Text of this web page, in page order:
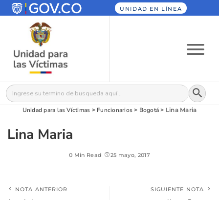
UNIDAD EN LÍNEA
Buscar: Botón
Unidad para las Víctimas > Funcionarios > Bogotá > Lina Maria
Lina Maria
0 Min Read 25 mayo, 2017
NOTA ANTERIOR SIGUIENTE NOTA